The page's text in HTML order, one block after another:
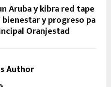
Aruba y kibra red tape
y progreso pa
Oranjestad
Author